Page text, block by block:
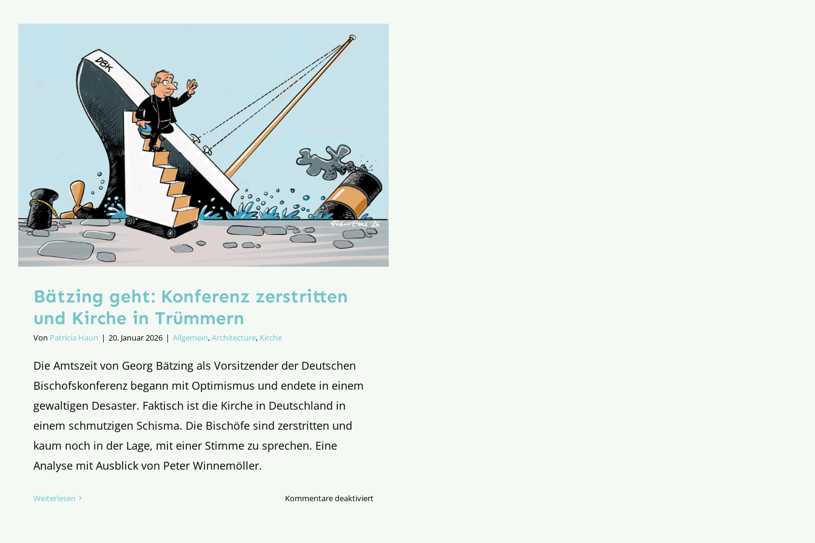
Bätzing geht: Konferenz zerstritten
und Kirche in Trümmern
Von Patricia Haun | 20. Januar 2026 | Allgemein,Architecture, Kirche
Die Amtszeit von Georg Bätzing als Vorsitzender der Deutschen
Bischofskonferenz begann mit Optimismus und endete in einem
gewaltigen Desaster. Faktisch ist die Kirche in Deutschland in
einem schmutzigen Schisma. Die Bischöfe sind zerstritten und
kaum noch in der Lage, mit einer Stimme zu sprechen. Eine
Analyse mit Ausblick von Peter Winnemöller.
Weiterlesen Kommentare deaktiviertfür